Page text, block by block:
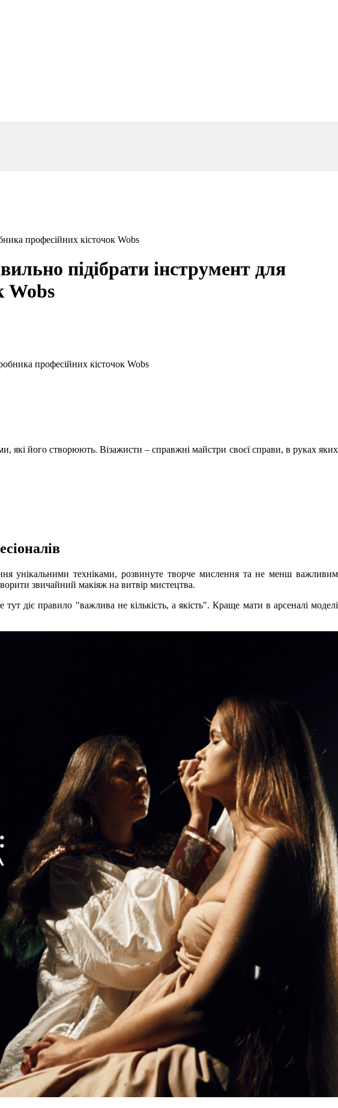
професійних кісточок Wobs
підібрати інструмент для
Wobs
професійних кісточок Wobs
які його створюють. Візажисти – справжні майстри своєї справи, в руках яких
унікальними техніками, розвинуте творче мислення та не менш важливим
звичайний макіяж на витвір мистецтва.
діє правило "важлива не кількість, а якість". Краще мати в арсеналі моделі